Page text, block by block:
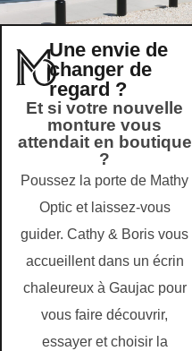
Une envie de
changer de
regard ?
Et si votre nouvelle
monture vous
attendait en boutique
?
Poussez la porte de Mathy
Optic et laissez-vous
guider. Cathy & Boris vous
accueillent dans un écrin
chaleureux à Gaujac pour
vous faire découvrir,
essayer et choisir la